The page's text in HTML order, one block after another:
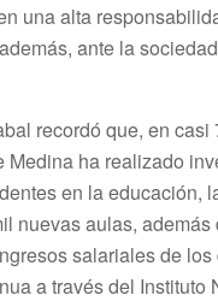
una alta
ante la sociedad
recordó que, en casi
Medina ha realizado
en la educación,
nuevas aulas, además
salariales de los
a través del Instituto